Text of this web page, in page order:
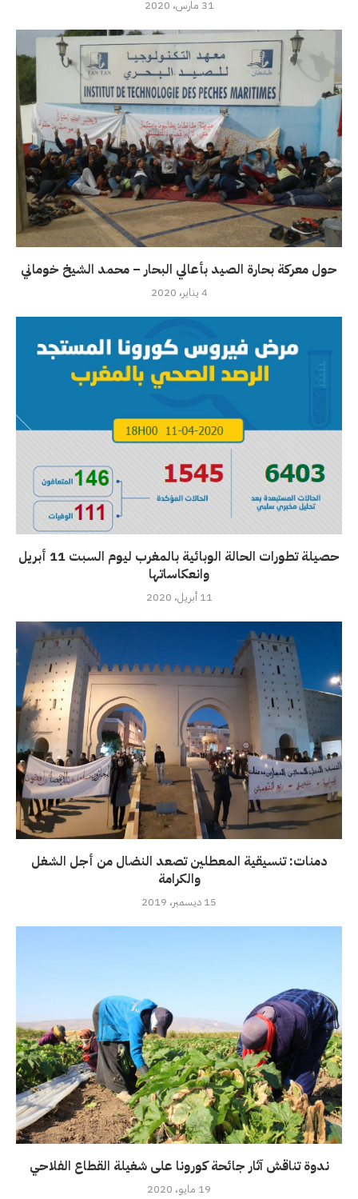
31 مارس، 2020
حول معركة بحارة الصيد بأعالي البحار – محمد الشيخ خوماني
4 يناير، 2020
حصيلة تطورات الحالة الوبائية بالمغرب ليوم السبت 11 أبريل
وانعكاساتها
11 أبريل، 2020
دمنات: تنسيقية المعطلين تصعد النضال من أجل الشغل
والكرامة
15 ديسمبر، 2019
ندوة تناقش آثار جائحة كورونا على شغيلة القطاع الفلاحي
19 مايو، 2020